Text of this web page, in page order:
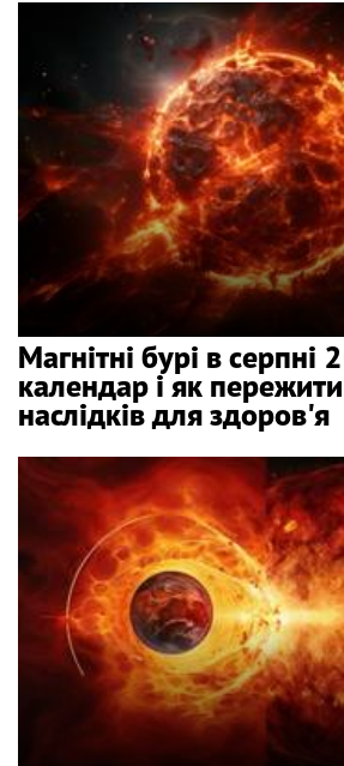
Магнітні бурі в серпні
календар і як
наслідків для здоров'я